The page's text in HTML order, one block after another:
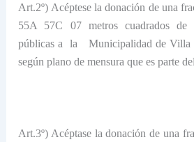
Art.2º) Acéptese la donación de una
55A 57C 07 metros cuadrados de
públicas a
la Municipalidad de Villa
según plano de mensura que es parte
Art.3º) Acéptase la donación de una